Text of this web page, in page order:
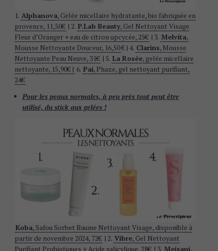
1. Alphanova, Gelée micellaire hydratante, bio fabriquée en
provence, 11,50€ | 2. P.Lab Beauty, Gel Nettoyant Visage
Fleur d’Oranger + eau de citron upcycée, 25€ | 3. Melvita,
Mousse Nettoyante Douceur, 16,50€ | 4. Clarins, Mousse
Nettoyante Peau Neuve, 31€ | 5. La Rosée, gelée micellaire
nettoyante, 15,90€ | 6. Pai, Phaze, gel nettoyant purifiant,
24€
Pour les peaux normales, à peu près tout peut être
utilisé, du stick aux gelées !
Koba, Safou Sorbet Baume Nettoyant Visage, disponible à
partir de novembre 2024, 72€ | 2. Vibre, Gel Nettoyant
Purifiant Probiotiques + Acide salicylique, 28€ | 3. Meisani,